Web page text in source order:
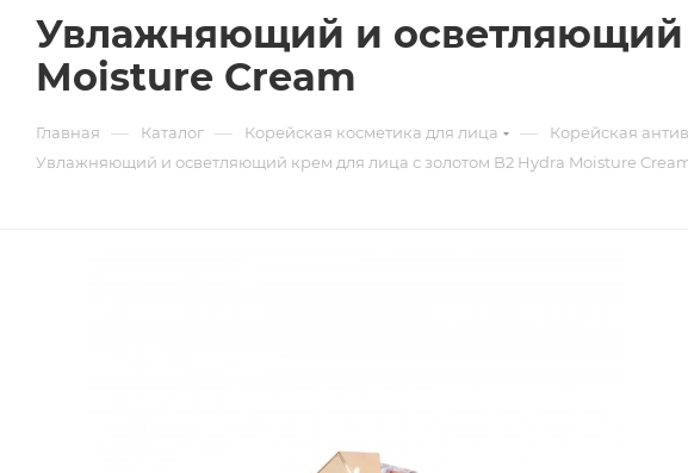
Увлажняющий и осветляющий
Moisture Cream
Главная — Каталог — Корейская косметика для лица — Корейская
Увлажняющий и осветляющий крем для лица с золотом B2 Hydra Moisture